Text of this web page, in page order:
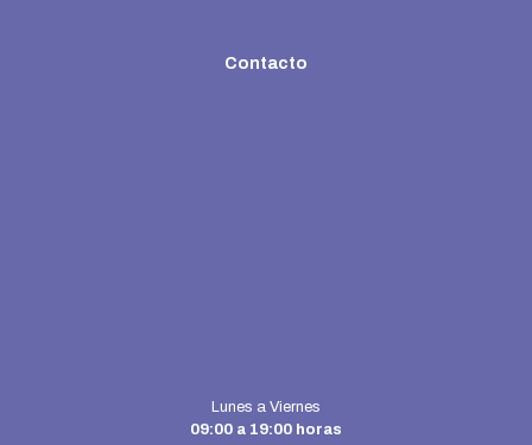
Contacto
Lunes a Viernes
09:00 a 19:00 horas